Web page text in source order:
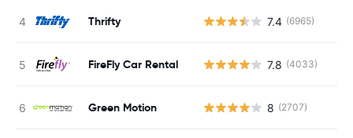
Thrifty 7.4 (6965)
FireFly Car Rental 7.8 (4033)
Green Motion 8 (2707)